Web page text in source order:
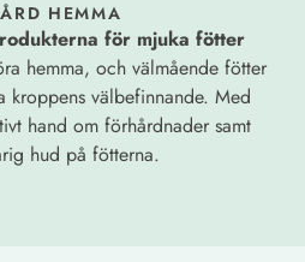
HEMMA
för mjuka fötter
hemma, och välmående fötter
kroppens välbefinnande. Med
hand om förhårdnader samt
hud på fötterna.